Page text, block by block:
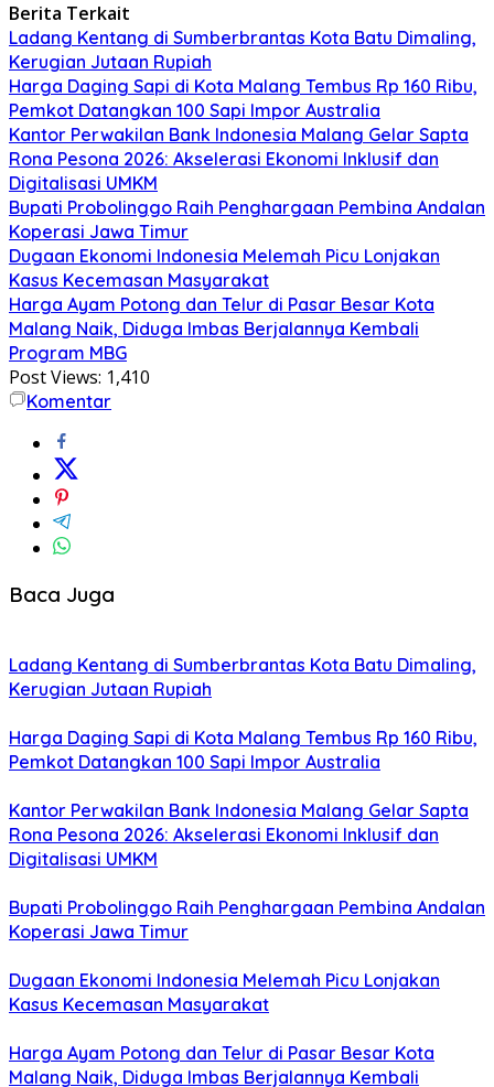
Berita Terkait
Ladang Kentang di Sumberbrantas Kota Batu Dimaling,
Kerugian Jutaan Rupiah
Harga Daging Sapi di Kota Malang Tembus Rp 160 Ribu,
Pemkot Datangkan 100 Sapi Impor Australia
Kantor Perwakilan Bank Indonesia Malang Gelar Sapta
Rona Pesona 2026: Akselerasi Ekonomi Inklusif dan
Digitalisasi UMKM
Bupati Probolinggo Raih Penghargaan Pembina Andalan
Koperasi Jawa Timur
Dugaan Ekonomi Indonesia Melemah Picu Lonjakan
Kasus Kecemasan Masyarakat
Harga Ayam Potong dan Telur di Pasar Besar Kota
Malang Naik, Diduga Imbas Berjalannya Kembali
Program MBG
Post Views: 1,410
Komentar
Baca Juga
Ladang Kentang di Sumberbrantas Kota Batu Dimaling,
Kerugian Jutaan Rupiah
Harga Daging Sapi di Kota Malang Tembus Rp 160 Ribu,
Pemkot Datangkan 100 Sapi Impor Australia
Kantor Perwakilan Bank Indonesia Malang Gelar Sapta
Rona Pesona 2026: Akselerasi Ekonomi Inklusif dan
Digitalisasi UMKM
Bupati Probolinggo Raih Penghargaan Pembina Andalan
Koperasi Jawa Timur
Dugaan Ekonomi Indonesia Melemah Picu Lonjakan
Kasus Kecemasan Masyarakat
Harga Ayam Potong dan Telur di Pasar Besar Kota
Malang Naik, Diduga Imbas Berjalannya Kembali